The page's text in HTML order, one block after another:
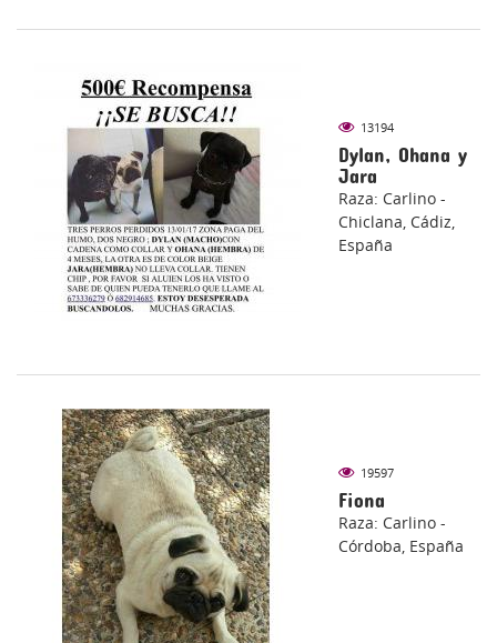
13194
Dylan, Ohana y
Jara
Raza: Carlino -
Chiclana, Cádiz,
España
19597
Fiona
Raza: Carlino -
Córdoba, España